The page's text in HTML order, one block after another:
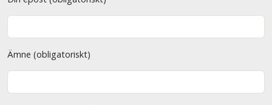
Ämne (obligatoriskt)